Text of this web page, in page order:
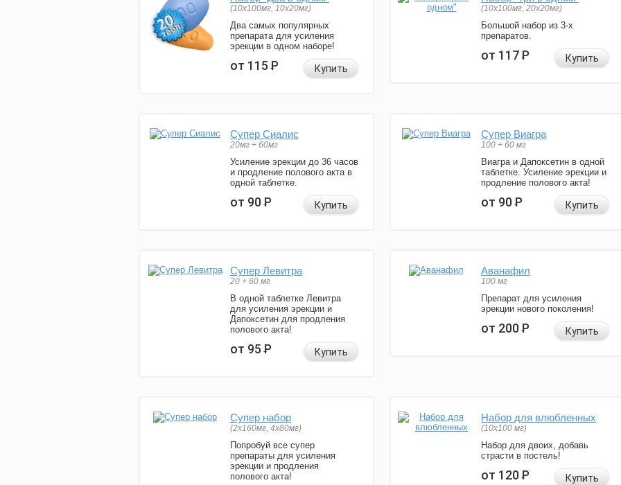
(10x100мг, 10x20мг)
Два самых популярных
препарата для усиления
эрекции в одном наборе!
от 115Р Купить
(10x100мг, 20x20мг)
Большой набор из 3-х
препаратов.
от 117Р Купить
Супер Сиалис
20мг + 60мг
Усиление эрекции до 36 часов
и продление полового акта в
одной таблетке.
от 90Р Купить
Супер Виагра
100 + 60 мг
Виагра и Дапоксетин в одной
таблетке. Усиление эрекции и
продление полового акта!
от 90Р Купить
Супер Левитра
20 + 60 мг
В одной таблетке Левитра
для усиления эрекции и
Дапоксетин для продления
полового акта!
от 95Р Купить
Аванафил
100 мг
Препарат для усиления
эрекции нового поколения!
от 200Р Купить
Супер набор
(2х160мг, 4х80мг)
Попробуй все супер
препараты для усиления
эрекции и продления
полового акта!
Набор для влюбленных
(10х100 мг)
Набор для двоих, добавь
страсти в постель!
от 120Р Купить